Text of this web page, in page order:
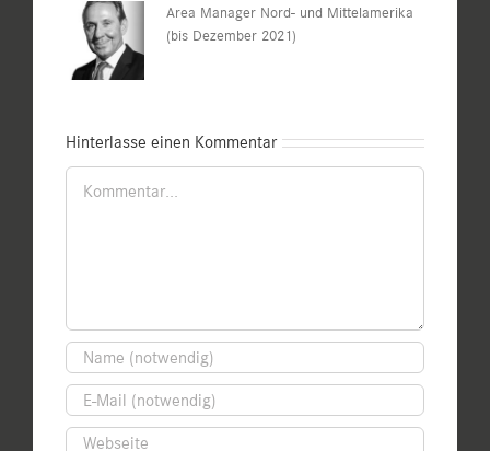
Area Manager Nord- und Mittelamerika
(bis Dezember 2021)
Hinterlasse einen Kommentar
Kommentar